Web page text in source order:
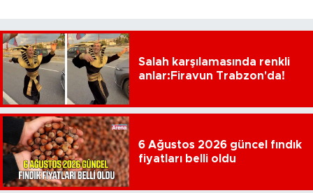
Salah karşılamasında renkli
anlar:Firavun Trabzon'da!
6 Ağustos 2026 güncel fındık
fiyatları belli oldu